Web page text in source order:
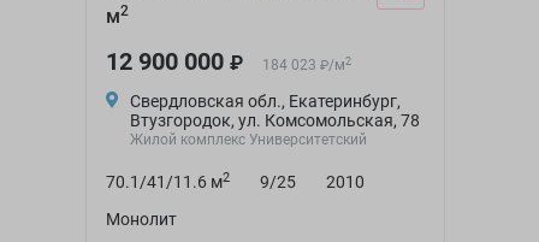
м2
12 900 000 ₽ 184 023 ₽/м2
Свердловская обл., Екатеринбург,
Втузгородок, ул. Комсомольская, 78
Жилой комплекс Университетский
70.1/41/11.6 м2 9/25
2010
Монолит